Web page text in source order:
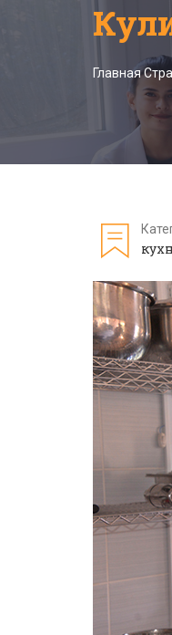
Главная